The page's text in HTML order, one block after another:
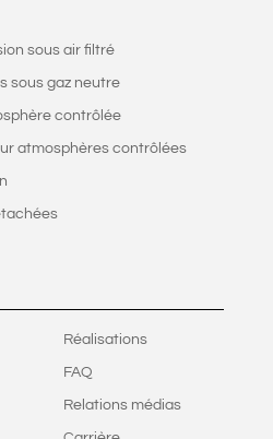
sous air filtré
sous gaz neutre
contrôlée
atmosphères contrôlées
Réalisations
FAQ
Relations médias